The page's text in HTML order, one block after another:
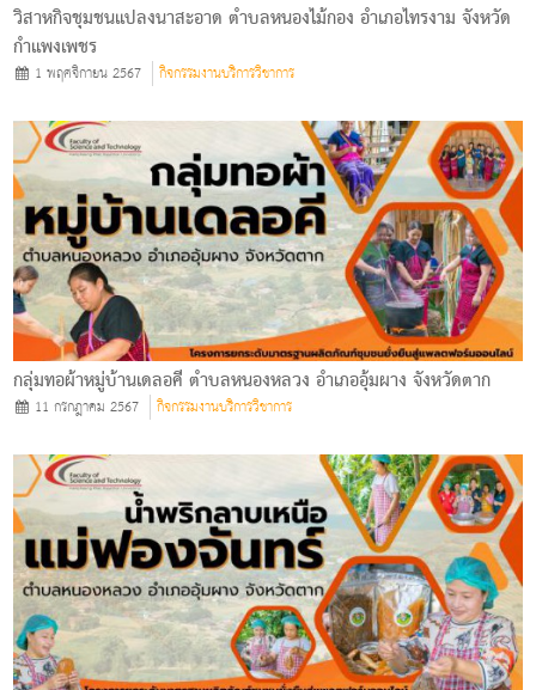
วิสาหกิจชุมชนแปลงนาสะอาด ตำบลหนองไม้กอง อำเภอไทรงาม จังหวัด
กำแพงเพชร
1 พฤศจิกายน 2567 กิจกรรมงานบริการวิชาการ
กลุ่มทอผ้าหมู่บ้านเดลอคี ตําบลหนองหลวง อําเภออุ้มผาง จังหวัดตาก
11 กรกฎาคม 2567 กิจกรรมงานบริการวิชาการ